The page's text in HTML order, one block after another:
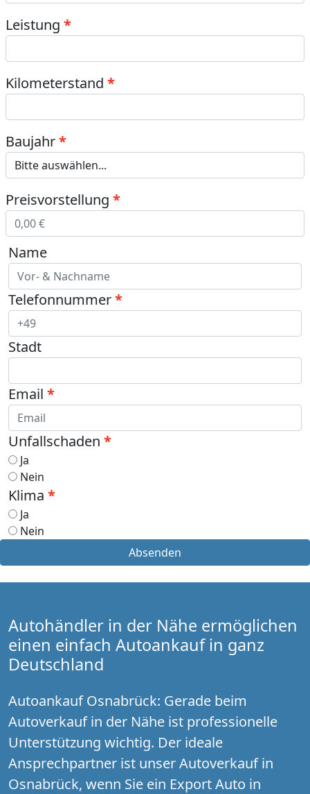
Leistung
Kilometerstand
Baujahr
Preisvorstellung
Name
Telefonnummer
Stadt
Email
Unfallschaden
Ja
Nein
Klima
Ja
Nein
Absenden
Autohändler in der Nähe ermöglichen
einen einfach Autoankauf in ganz
Deutschland
Autoankauf Osnabrück: Gerade beim
Autoverkauf in der Nähe ist professionelle
Unterstützung wichtig. Der ideale
Ansprechpartner ist unser Autoverkauf in
Osnabrück, wenn Sie ein Export Auto in